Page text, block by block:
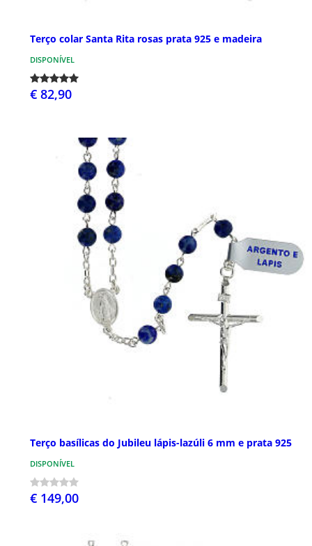
Terço colar Santa Rita rosas prata 925 e madeira
DISPONÍVEL
€ 82,90
Terço basílicas do Jubileu lápis-lazúli 6 mm e prata 925
DISPONÍVEL
€ 149,00